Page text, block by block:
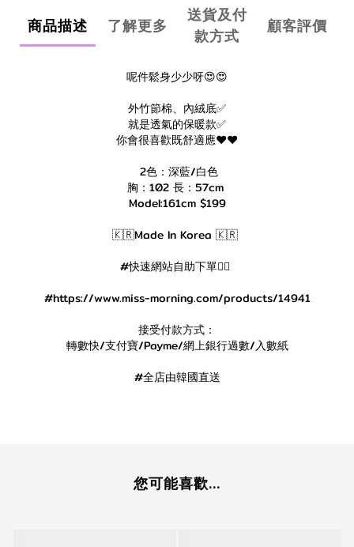
商品描述 了解更多
送貨及付
款方式
顧客評價
呢件鬆身少少呀😍😍
外竹節棉、內絨底✅
就是透氣的保暖款✅
你會很喜歡既舒適應❤️❤️
2色：深藍/白色
胸：102 長：57cm
Model:161cm $199
🇰🇷Made In Korea 🇰🇷
#快速網站自助下單👇🏻
#https://www.miss-morning.com/products/14941
接受付款方式：
轉數快/支付寶/Payme/網上銀行過數/入數紙
#全店由韓國直送
您可能喜歡...